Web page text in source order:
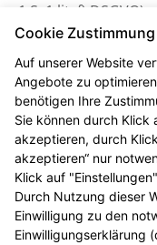
1 S. 1 lit. f) DSGVO)
Wenn Sie uns per
werden Ihre
von Ihnen dort
Bearbeitung der
von
Daten geben wir
Cookie Zustimmung
Auf unserer Website
Angebote zu
benötigen Ihre
Sie können durch Klick
akzeptieren, durch
akzeptieren“ nur
Klick auf
Durch Nutzung dieser
Einwilligung zu den
Einwilligungserklärung